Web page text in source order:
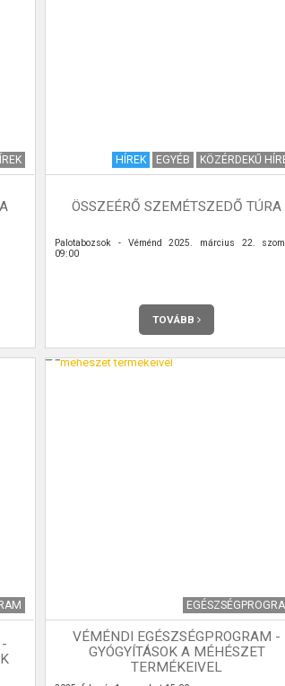
HÍREK EGYÉB KÖZÉRDEKŰ
ÖSSZEÉRŐ SZEMÉTSZEDŐ TÚRA
Palotabozsok - Véménd 2025. március 22.
09:00
TOVÁBB
VÉMÉNDI EGÉSZSÉGPROGRAM -
GYÓGYÍTÁSOK A MÉHÉSZET
TERMÉKEIVEL